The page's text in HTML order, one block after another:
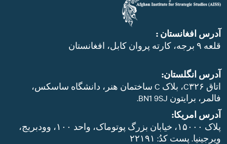
آدرس افغانستان :
قلعه ۹ برجه، کارته پروان کابل، افغانستان
آدرس انگلستان:
اتاق C۳۲۶، بلاک C ساختمان هنر، دانشگاه ساسکس،
فالمر، برایتون BN1 9SJ.
آدرس امریکا:
پلاک ۱۵۰۰۰، خیابان بزرگ پوتوماک، واحد ۱۰۰، وودبریج،
ویرجینیا. پست‌ کدُ: ۲۲۱۹۱